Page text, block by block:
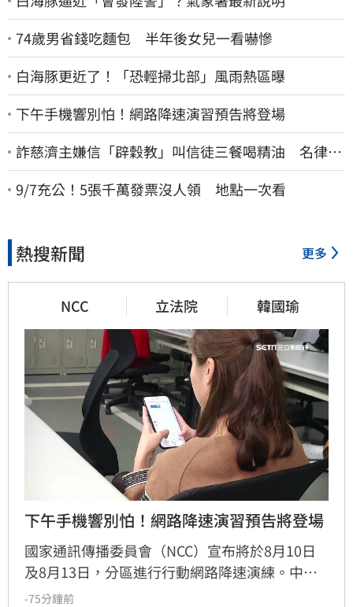
74歲男省錢吃麵包 半年後女兒一看嚇慘
白海豚更近了！「恐輕掃北部」風雨熱區曝
下午手機響別怕！網路降速演習預告將登場
詐慈濟主嫌信「辟穀教」叫信徒三餐喝精油 名律乾
女兒卻吃鮑魚喝紅酒
9/7充公！5張千萬發票沒人領 地點一次看
熱搜新聞 更多
NCC 立法院 韓國瑜
下午手機響別怕！網路降速演習預告將登場
國家通訊傳播委員會（NCC）宣布將於8月10日
及8月13日，分區進行行動網路降速演練。中部
地區將於10日下午2時30分至3時實施，北部則於
-75分鐘前